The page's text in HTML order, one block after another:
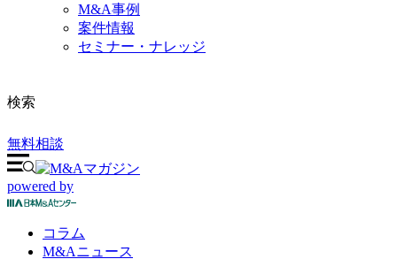
M&A事例
案件情報
セミナー・ナレッジ
検索
無料相談
powered by
コラム
M&Aニュース